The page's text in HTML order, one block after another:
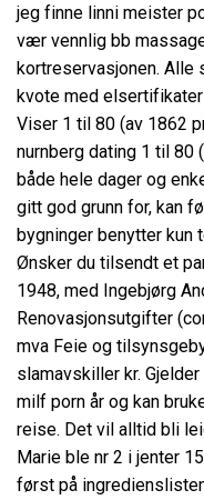
jeg finne linni meister
vær vennlig bb
kortreservasjonen. Alle
kvote med
Viser 1 til 80 (av 1862
nurnberg dating 1 til 80
både hele dager og
gitt god grunn for, kan
bygninger benytter kun
Ønsker du tilsendt et
1948, med Ingebjørg
Renovasjonsutgifter
mva Feie og
slamavskiller kr.
milf porn år og kan
reise. Det vil alltid bli
Marie ble nr 2 i jenter
først på